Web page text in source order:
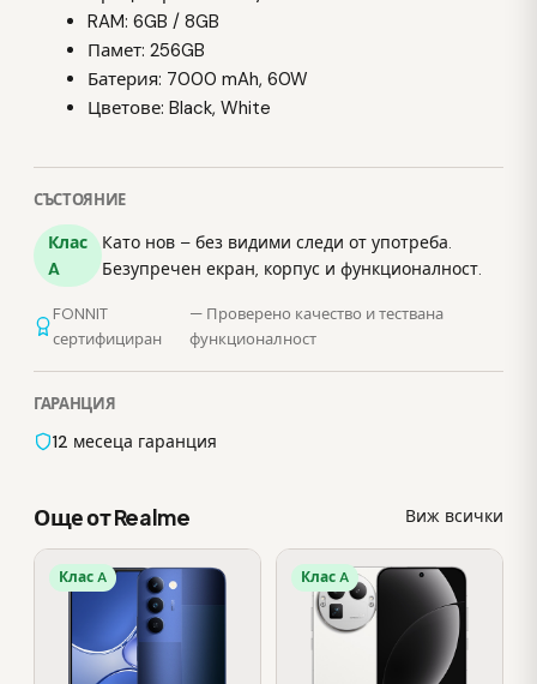
RAM: 6GB / 8GB
Памет: 256GB
Батерия: 7000 mAh, 60W
Цветове: Black, White
СЪСТОЯНИЕ
Клас
A
Като нов – без видими следи от употреба.
Безупречен екран, корпус и функционалност.
FONNIT
сертифициран
— Проверено качество и тествана
функционалност
ГАРАНЦИЯ
12 месеца гаранция
Още от Realme Виж всички
Клас A Клас A